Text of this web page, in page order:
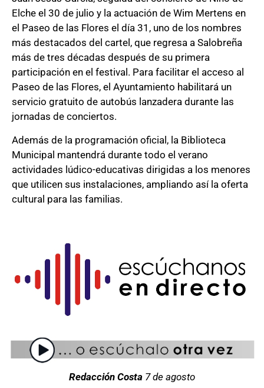
Elche el 30 de julio y la actuación de Wim Mertens en
el Paseo de las Flores el día 31, uno de los nombres
más destacados del cartel, que regresa a Salobreña
más de tres décadas después de su primera
participación en el festival. Para facilitar el acceso al
Paseo de las Flores, el Ayuntamiento habilitará un
servicio gratuito de autobús lanzadera durante las
jornadas de conciertos.
Además de la programación oficial, la Biblioteca
Municipal mantendrá durante todo el verano
actividades lúdico-educativas dirigidas a los menores
que utilicen sus instalaciones, ampliando así la oferta
cultural para las familias.
Redacción Costa 7 de agosto